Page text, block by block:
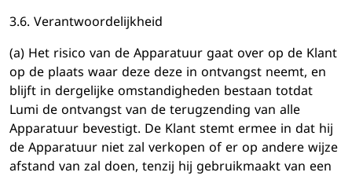
3.6. Verantwoordelijkheid
(a) Het risico van de Apparatuur gaat over op de Klant
op de plaats waar deze deze in ontvangst neemt, en
blijft in dergelijke omstandigheden bestaan ​​totdat
Lumi de ontvangst van de terugzending van alle
Apparatuur bevestigt. De Klant stemt ermee in dat hij
de Apparatuur niet zal verkopen of er op andere wijze
afstand van zal doen, tenzij hij gebruikmaakt van een